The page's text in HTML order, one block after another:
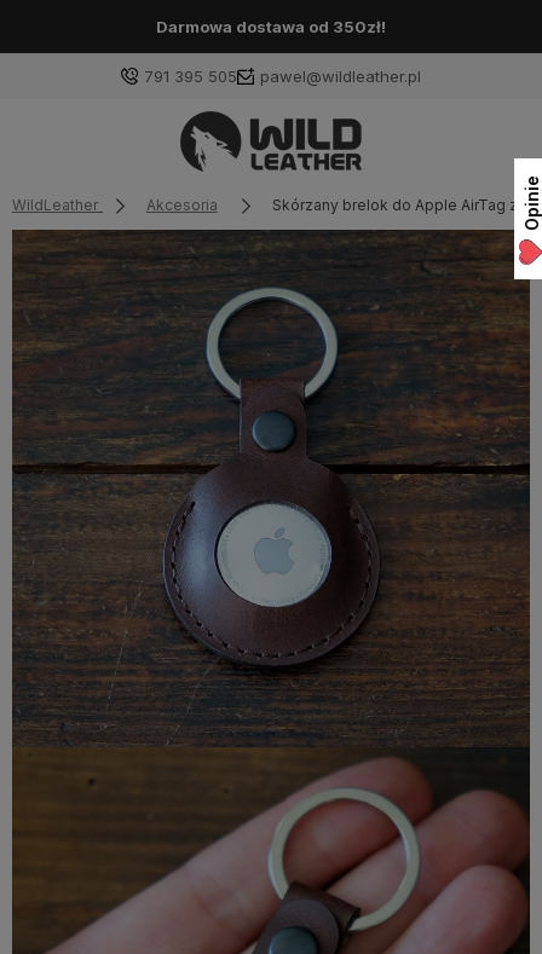
Darmowa dostawa od 350zł!
791 395 505 pawel@wildleather.pl
WildLeather Akcesoria Skórzany brelok do Apple AirTag z Opinie